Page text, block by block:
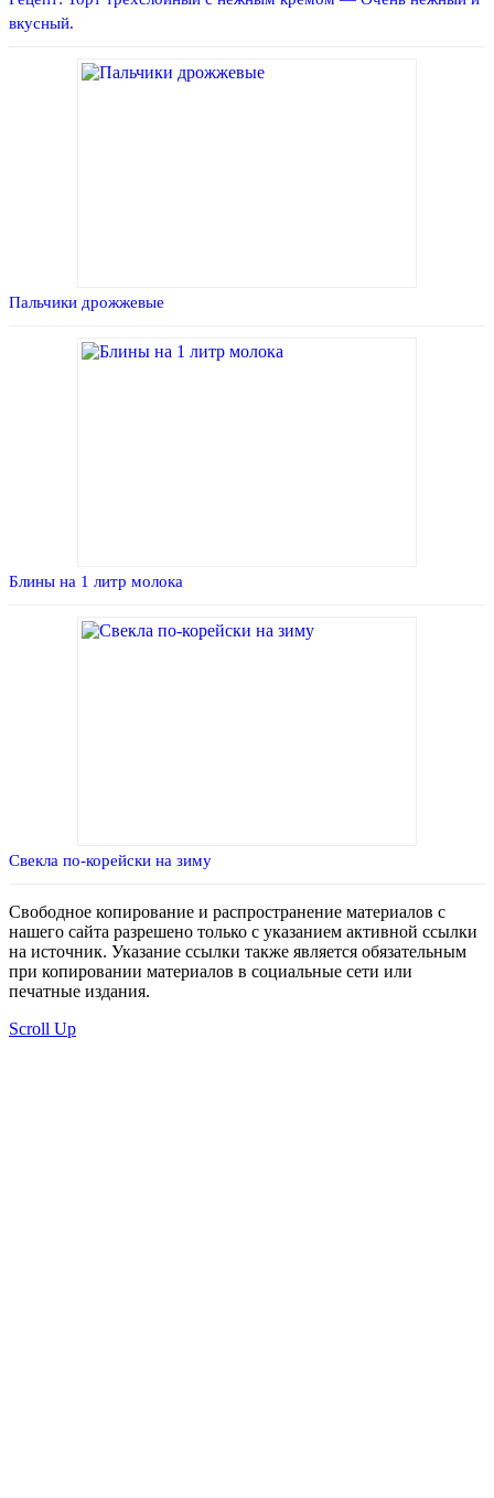
вкусный.
Пальчики дрожжевые
Блины на 1 литр молока
Свекла по-корейски на зиму
Свободное копирование и распространение материалов с
нашего сайта разрешено только с указанием активной ссылки
на источник. Указание ссылки также является обязательным
при копировании материалов в социальные сети или
печатные издания.
Scroll Up